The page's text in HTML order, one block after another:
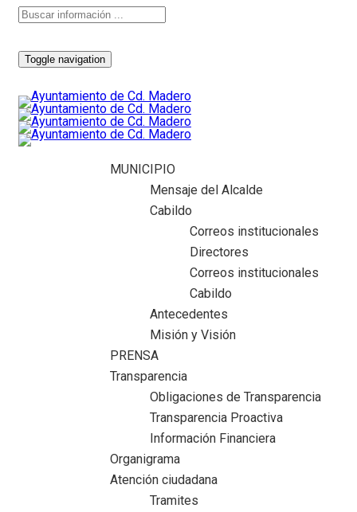
Toggle navigation
MUNICIPIO
Mensaje del Alcalde
Cabildo
Correos institucionales
Directores
Correos institucionales
Cabildo
Antecedentes
Misión y Visión
PRENSA
Transparencia
Obligaciones de Transparencia
Transparencia Proactiva
Información Financiera
Organigrama
Atención ciudadana
Tramites